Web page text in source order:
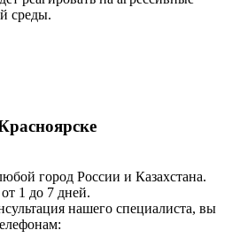
среды.
город России и Казахстана.
1 до 7 дней.
нашего специалиста, вы